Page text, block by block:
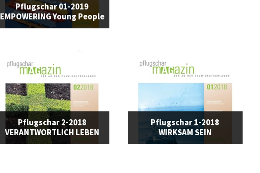
Pflugschar 01-2019
EMPOWERING Young People
Pflugschar 2-2018
VERANTWORTLICH LEBEN
Pflugschar 1-2018
WIRKSAM SEIN